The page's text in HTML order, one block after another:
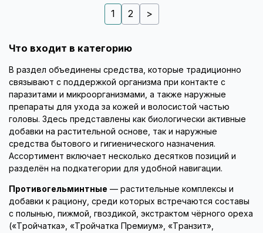
1 2 >
Что входит в категорию
В раздел объединены средства, которые традиционно
связывают с поддержкой организма при контакте с
паразитами и микроорганизмами, а также наружные
препараты для ухода за кожей и волосистой частью
головы. Здесь представлены как биологически активные
добавки на растительной основе, так и наружные
средства бытового и гигиенического назначения.
Ассортимент включает несколько десятков позиций и
разделён на подкатегории для удобной навигации.
Противогельминтные — растительные комплексы и
добавки к рациону, среди которых встречаются составы
с полынью, пижмой, гвоздикой, экстрактом чёрного ореха
(«Тройчатка», «Тройчатка Премиум», «Транзит»,